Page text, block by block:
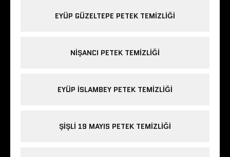
EYÜP GÜZELTEPE PETEK TEMIZLIĞI
NIŞANCI PETEK TEMIZLIĞI
EYÜP ISLAMBEY PETEK TEMIZLIĞI
ŞIŞLI 19 MAYIS PETEK TEMIZLIĞI